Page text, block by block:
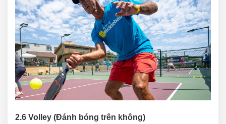
2.6 Volley (Đánh bóng trên không)